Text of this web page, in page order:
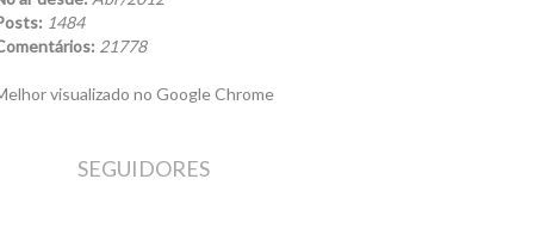
1484
21778
visualizado no Google Chrome
SEGUIDORES